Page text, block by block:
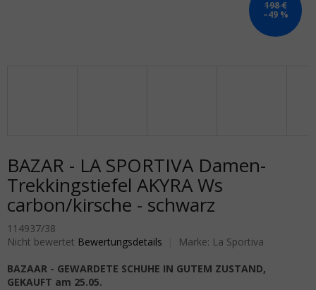
198 €
–49 %
BAZAR - LA SPORTIVA Damen-
Trekkingstiefel AKYRA Ws
carbon/kirsche - schwarz
114937/38
Die durchschnittliche Produktbewertung ist 0,0 von 5 Sternen.
Nicht bewertet Bewertungsdetails Marke: La Sportiva
BAZAAR - GEWARDETE SCHUHE IN GUTEM ZUSTAND,
GEKAUFT am 25.05.